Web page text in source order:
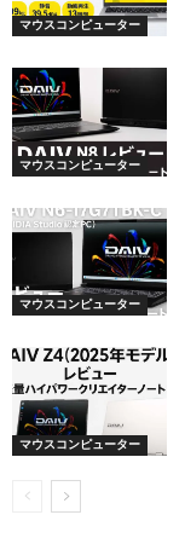
マウスコンピューター
マウスコンピューター
マウスコンピューター
マウスコンピューター